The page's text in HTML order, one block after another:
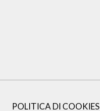
POLITICA DI COOKIES